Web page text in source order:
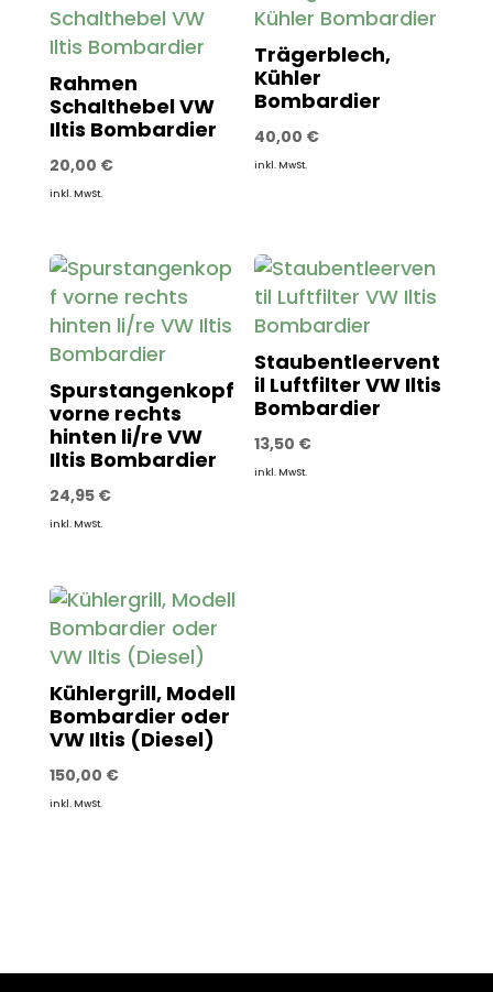
Rahmen
Schalthebel VW
Iltis Bombardier
20,00 €
inkl. MwSt.
Trägerblech,
Kühler
Bombardier
40,00 €
inkl. MwSt.
Spurstangenkopf
vorne rechts
hinten li/re VW
Iltis Bombardier
24,95 €
inkl. MwSt.
Staubentleervent
il Luftfilter VW Iltis
Bombardier
13,50 €
inkl. MwSt.
Kühlergrill, Modell
Bombardier oder
VW Iltis (Diesel)
150,00 €
inkl. MwSt.